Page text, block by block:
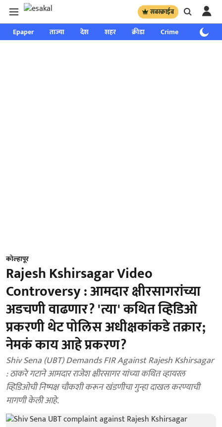
सबस्क्राईब
Epaper ताज्या देश शहर क्रीडा Crime साप्ताहिक
कोल्हापूर
Rajesh Kshirsagar Video
Controversy : आमदार क्षीरसागरांच्या
अडचणी वाढणार? 'त्या' कथित व्हिडिओ
प्रकरणी थेट पोलिस अधीक्षकांकडे तक्रार;
नेमकं काय आहे प्रकरण?
Shiv Sena (UBT) Demands FIR Against Rajesh Kshirsagar
: ठाकरे गटाने आमदार राजेश क्षीरसागर यांच्या कथित व्हायरल
व्हिडिओची निष्पक्ष चौकशी करून खंडणीचा गुन्हा दाखल करण्याची
मागणी केली आहे.